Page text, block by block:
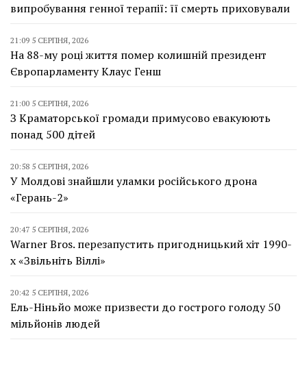
випробування генної терапії: її смерть приховували
21:09 5 СЕРПНЯ, 2026
На 88-му році життя помер колишній президент
Європарламенту Клаус Генш
21:00 5 СЕРПНЯ, 2026
З Краматорської громади примусово евакуюють
понад 500 дітей
20:58 5 СЕРПНЯ, 2026
У Молдові знайшли уламки російського дрона
«Герань-2»
20:47 5 СЕРПНЯ, 2026
Warner Bros. перезапустить пригодницький хіт 1990-
х «Звільніть Віллі»
20:42 5 СЕРПНЯ, 2026
Ель-Ніньйо може призвести до гострого голоду 50
мільйонів людей